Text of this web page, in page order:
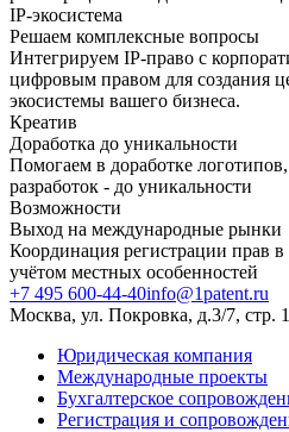
IP-экосистема
Решаем комплексные вопросы
Интегрируем IP-право с
цифровым правом для создания
экосистемы вашего бизнеса.
Креатив
Доработка до уникальности
Помогаем в доработке
разработок - до уникальности
Возможности
Выход на международные рынки
Координация регистрации прав в
учётом местных особенностей
+7 495 600-44-40info@1patent.ru
Москва, ул. Покровка, д.3/7, стр.
Юридическая компания
Международные проекты
Бухгалтерское
Регистрация и